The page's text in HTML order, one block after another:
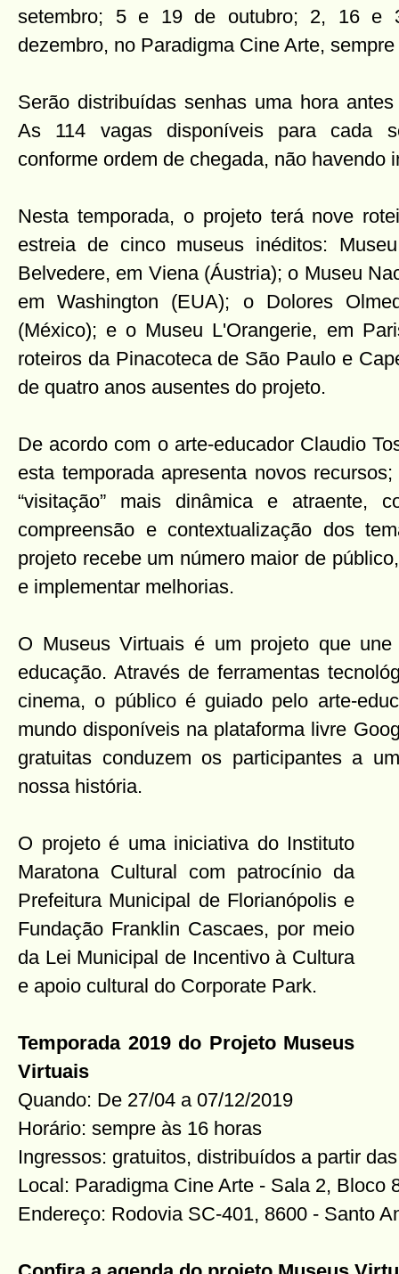
setembro; 5 e 19 de outubro; 2, 16 e
dezembro, no Paradigma Cine Arte,
Serão distribuídas senhas uma hora
As 114 vagas disponíveis para cada
conforme ordem de chegada, não havendo
Nesta temporada, o projeto terá nove
estreia de cinco museus inéditos:
Belvedere, em Viena (Áustria); o Museu
em Washington (EUA); o Dolores
(México); e o Museu L'Orangerie, em
roteiros da Pinacoteca de São Paulo e
de quatro anos ausentes do projeto.
De acordo com o arte-educador Claudio
esta temporada apresenta novos
“visitação” mais dinâmica e atraente,
compreensão e contextualização dos
projeto recebe um número maior de
e implementar melhorias.
O Museus Virtuais é um projeto que
educação. Através de ferramentas
cinema, o público é guiado pelo arte-
mundo disponíveis na plataforma livre
gratuitas conduzem os participantes a
nossa história.
O projeto é uma iniciativa do Instituto
Maratona Cultural com patrocínio da
Prefeitura Municipal de Florianópolis e
Fundação Franklin Cascaes, por meio
da Lei Municipal de Incentivo à Cultura
e apoio cultural do Corporate Park.
Temporada 2019 do Projeto Museus
Virtuais
Quando: De 27/04 a 07/12/2019
Horário: sempre às 16 horas
Ingressos: gratuitos, distribuídos a partir
Local: Paradigma Cine Arte - Sala 2, Bloco
Endereço: Rodovia SC-401, 8600 - Santo